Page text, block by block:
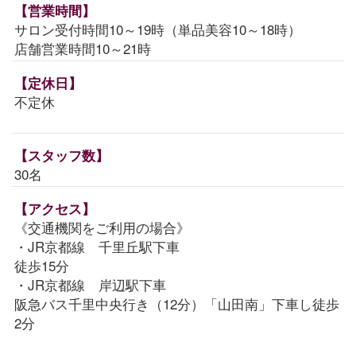
【営業時間】
サロン受付時間10～19時（単品美容10～18時）
店舗営業時間10～21時
【定休日】
不定休
【スタッフ数】
30名
【アクセス】
《交通機関をご利用の場合》
・JR京都線 千里丘駅下車
徒歩15分
・JR京都線 岸辺駅下車
阪急バス千里中央行き（12分）「山田南」下車し徒歩
2分